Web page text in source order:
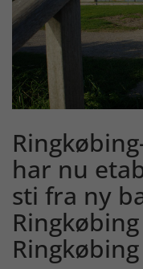
har nu
sti fra ny